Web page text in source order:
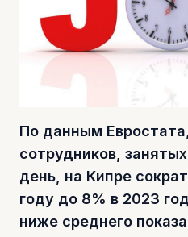
По данным
сотрудников,
день, на Кипре
году до 8% в 2023
ниже среднего